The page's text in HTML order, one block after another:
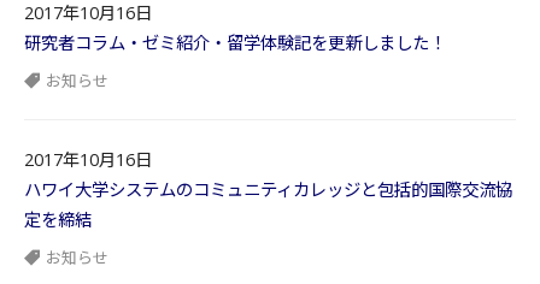
2017年10月16日
研究者コラム・ゼミ紹介・留学体験記を更新しました！
お知らせ
2017年10月16日
ハワイ大学システムのコミュニティカレッジと包括的国際交流協
定を締結
お知らせ